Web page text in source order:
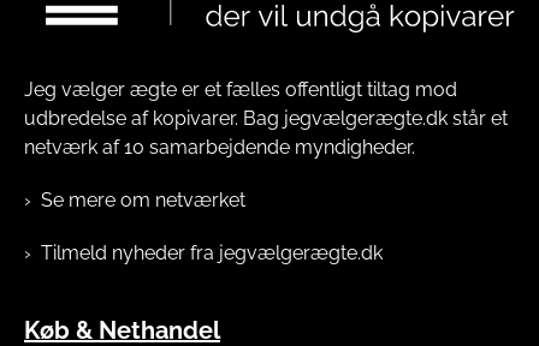
Jeg vælger ægte er et fælles offentligt tiltag mod
udbredelse af kopivarer. Bag jegvælgerægte.dk står et
netværk af 10 samarbejdende myndigheder.
Se mere om netværket
Tilmeld nyheder fra jegvælgerægte.dk
Køb & Nethandel